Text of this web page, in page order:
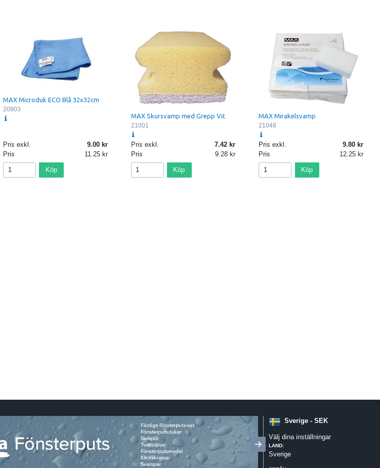
MAX Microduk ECO Blå 32x32cm
20903
Pris exkl.
9.00
Pris
11.25
Köp
MAX Skursvamp med Grepp Vit
21001
Pris exkl.
7.42
Pris
9.28
Köp
MAX Mirakelsvamp
21048
Pris exkl.
9.80
Pris
12.25
Köp
Sverige - SEK
Välj dina inställningar
LAND:
Sverige